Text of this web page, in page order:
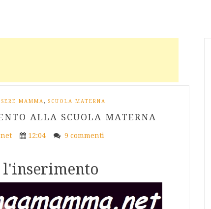
MAMMA , SCUOLA MATERNA
ALLA SCUOLA MATERNA
12:04 9 commenti
l'inserimento